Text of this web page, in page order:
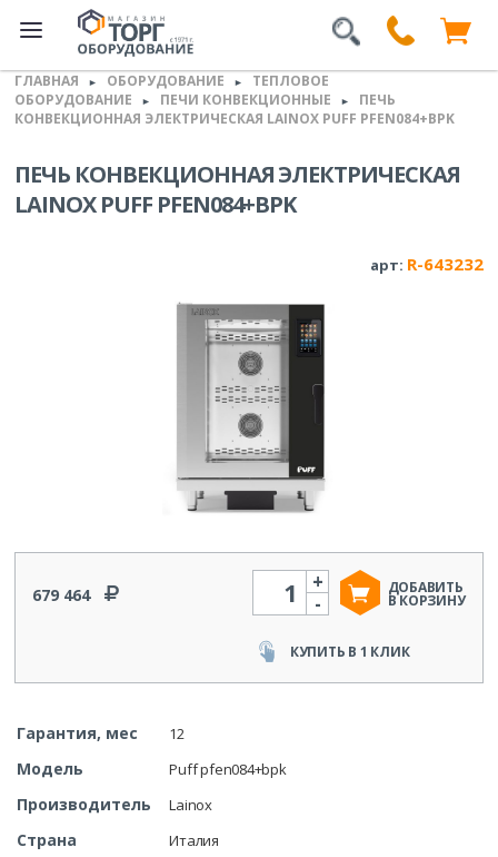
ГЛАВНАЯ ► ОБОРУДОВАНИЕ ►
ТЕПЛОВОЕ
ОБОРУДОВАНИЕ
► ПЕЧИ КОНВЕКЦИОННЫЕ ►
ПЕЧЬ
КОНВЕКЦИОННАЯ ЭЛЕКТРИЧЕСКАЯ LAINOX PUFF PFEN084+BPK
ПЕЧЬ КОНВЕКЦИОННАЯ ЭЛЕКТРИЧЕСКАЯ
LAINOX PUFF PFEN084+BPK
арт: R-643232
679 464
Количество
-
+ ДОБАВИТЬ
В КОРЗИНУ
КУПИТЬ В 1 КЛИК
Гарантия, мес 12
Модель Puff pfen084+bpk
Производитель Lainox
Страна Италия